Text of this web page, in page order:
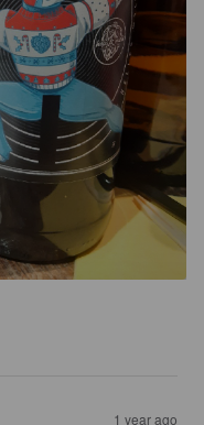
1 year ago